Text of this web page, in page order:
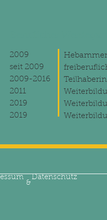
2009
seit 2009
2009-2016
2011
2019
2019
Datenschutz
&